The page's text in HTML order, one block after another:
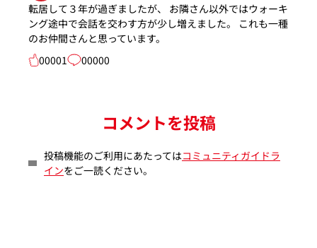
転居して３年が過ぎましたが、 お隣さん以外ではウォーキ
ング途中で会話を交わす方が少し増えました。 これも一種
のお仲間さんと思っています。
00001
00000
コメントを投稿
投稿機能のご利用にあたってはコミュニティガイドラ
インをご一読ください。